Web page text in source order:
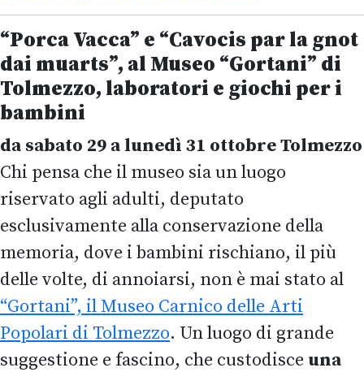
“Porca Vacca” e “Cavocis par la gnot
dai muarts”, al Museo “Gortani” di
Tolmezzo, laboratori e giochi per i
bambini
da sabato 29 a lunedì 31 ottobre Tolmezzo
Chi pensa che il museo sia un luogo
riservato agli adulti, deputato
esclusivamente alla conservazione della
memoria, dove i bambini rischiano, il più
delle volte, di annoiarsi, non è mai stato al
“Gortani”, il Museo Carnico delle Arti
Popolari di Tolmezzo. Un luogo di grande
suggestione e fascino, che custodisce una